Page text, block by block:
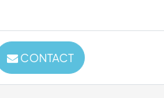
CONTACT